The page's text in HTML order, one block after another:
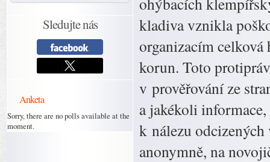
Sledujte nás
Anketa
Sorry, there are no polls available at the
moment.
kladiva vznikla
organizacím
korun. Toto
v prověřování ze
a jakékoli
k nálezu
anonymně, na